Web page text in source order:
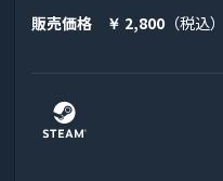
販売価格 ￥ 2,800 （税込）